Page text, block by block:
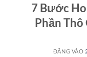
7 Bước
Phần
ĐĂNG VÀO